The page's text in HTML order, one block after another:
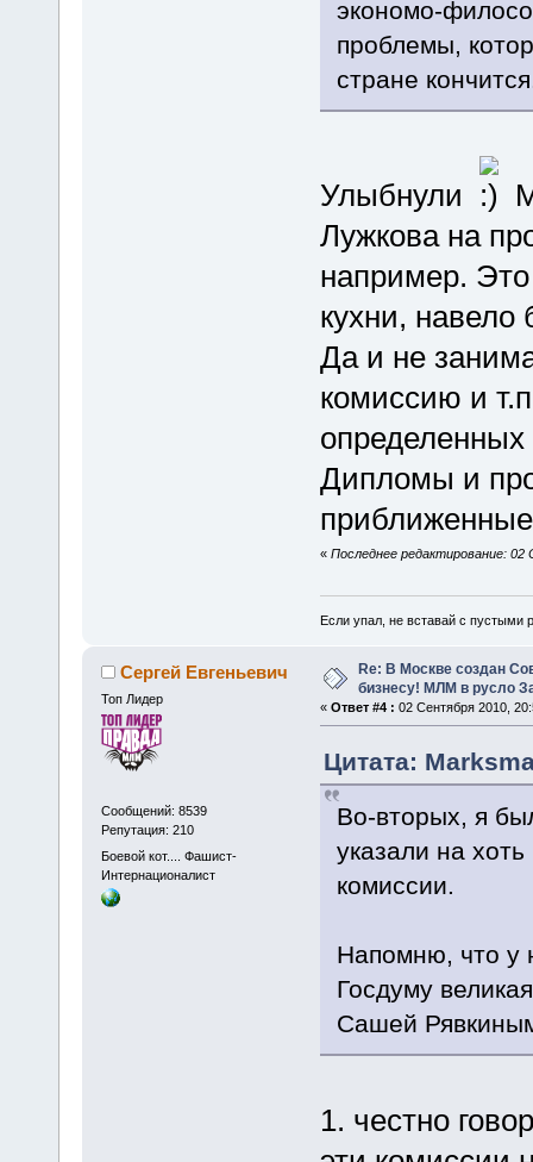
экономо-
проблемы,
стране
Улыбнули
Лужкова на
например. Это
кухни,
Да и не
комиссию и
определенных
Дипломы и
« Последнее редактирование:
Если упал, не вставай с пустыми
Сергей Евгеньевич
Топ Лидер
Сообщений: 8539
Репутация: 210
Боевой кот.... Фашист-
Интернационалист
Re: В Москве создан
бизнесу! МЛМ в русло
« Ответ #4 : 02 Сентября 2010,
Цитата:
Во-вторых, я
указали на
комиссии.
Напомню, что у
Госдуму
Сашей
1. честно